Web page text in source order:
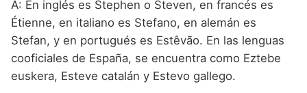
A: En inglés es Stephen o Steven, en francés es
Étienne, en italiano es Stefano, en alemán es
Stefan, y en portugués es Estêvão. En las lenguas
cooficiales de España, se encuentra como Eztebe
euskera, Esteve catalán y Estevo gallego.